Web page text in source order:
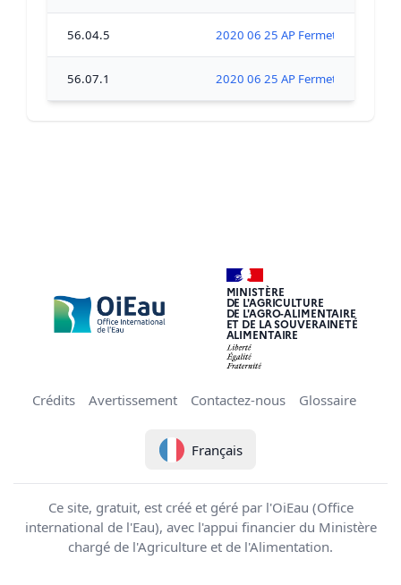
56.04.5
56.07.1
MINISTÈRE
DE L'AGRICULTURE
DE L'AGRO-ALIMENTAIRE
ET DE LA SOUVERAINETÉ
ALIMENTAIRE
Crédits Avertissement Contactez-nous Glossaire
Français
Ce site, gratuit, est créé et géré par l'OiEau (Office
international de l'Eau), avec l'appui financier du Ministère
chargé de l'Agriculture et de l'Alimentation.